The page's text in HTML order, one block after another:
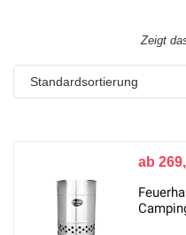
Zeigt
Standardsortierung